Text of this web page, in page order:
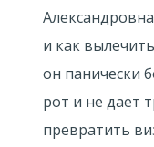
и как
он панически
рот и не дает
превратить